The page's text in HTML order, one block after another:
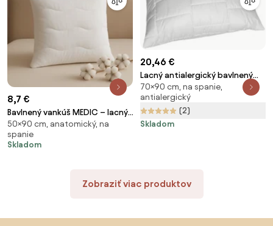
8,7 €
Bavlnený vankúš MEDIC – lacný,
kvalitný, hypoalergénny,
najlepší slovenský vankúš na
spanie Veľkosť: 50x50 cm
50×90 cm, anatomický, na
spanie
Skladom
20,46 €
Lacný antialergický bavlnený
vankúš na spanie – slovenský,
prateľný, nastaviteľný Veľkosť:
70x90 cm
70×90 cm, na spanie,
antialergický
(2)
Skladom
Zobraziť viac produktov